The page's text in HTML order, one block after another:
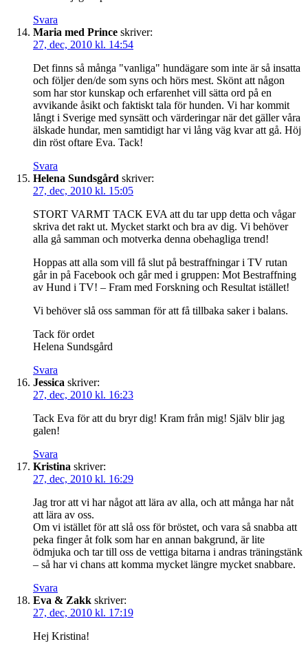
Svara
Maria med Prince skriver:
27, dec, 2010 kl. 14:54
Det finns så många "vanliga" hundägare som inte är så insatta
och följer den/de som syns och hörs mest. Skönt att någon
som har stor kunskap och erfarenhet vill sätta ord på en
avvikande åsikt och faktiskt tala för hunden. Vi har kommit
långt i Sverige med synsätt och värderingar när det gäller våra
älskade hundar, men samtidigt har vi lång väg kvar att gå. Höj
din röst oftare Eva. Tack!
Svara
Helena Sundsgård skriver:
27, dec, 2010 kl. 15:05
STORT VARMT TACK EVA att du tar upp detta och vågar
skriva det rakt ut. Mycket starkt och bra av dig. Vi behöver
alla gå samman och motverka denna obehagliga trend!
Hoppas att alla som vill få slut på bestraffningar i TV rutan
går in på Facebook och går med i gruppen: Mot Bestraffning
av Hund i TV! – Fram med Forskning och Resultat istället!
Vi behöver slå oss samman för att få tillbaka saker i balans.
Tack för ordet
Helena Sundsgård
Svara
Jessica skriver:
27, dec, 2010 kl. 16:23
Tack Eva för att du bryr dig! Kram från mig! Själv blir jag
galen!
Svara
Kristina skriver:
27, dec, 2010 kl. 16:29
Jag tror att vi har något att lära av alla, och att många har nåt
att lära av oss.
Om vi istället för att slå oss för bröstet, och vara så snabba att
peka finger åt folk som har en annan bakgrund, är lite
ödmjuka och tar till oss de vettiga bitarna i andras träningstänk
– så har vi chans att komma mycket längre mycket snabbare.
Svara
Eva & Zakk skriver:
27, dec, 2010 kl. 17:19
Hej Kristina!